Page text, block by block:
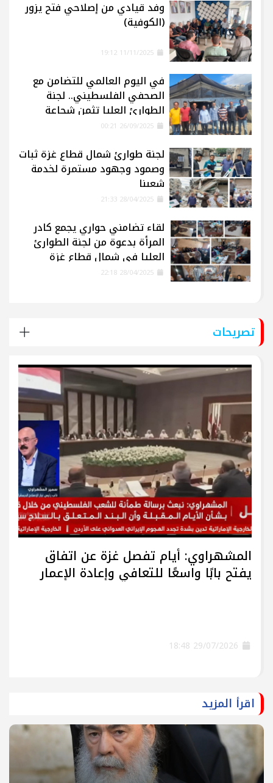
وفد قيادي من إصلاحي فتح يزور
(الكوفية)
في اليوم العالمي للتضامن مع
الصحفي الفلسطيني.. لجنة
الطوارئ العليا تثمن شجاعة
الإعلاميين في غزة
لجنة طوارئ شمال قطاع غزة ثبات
وصمود وجهود مستمرة لخدمة
شعبنا
لقاء تضامني حواري يجمع كادر
المرأة بدعوة من لجنة الطوارئ
العليا في شمال قطاع غزة
تصريحات
المشهراوي: أيام تفصل غزة عن اتفاق
يفتح بابًا واسعًا للتعافي وإعادة الإعمار
اقرأ المزيد